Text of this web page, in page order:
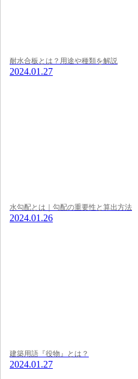
耐水合板とは？用途や種類を解説
2024.01.27
水勾配とは｜勾配の重要性と算出方法
2024.01.26
建築用語『役物』とは？
2024.01.27